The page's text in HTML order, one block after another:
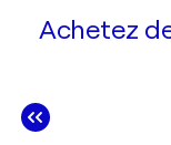
Achetez